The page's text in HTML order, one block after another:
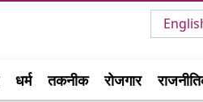
धर्म तकनीक रोजगार